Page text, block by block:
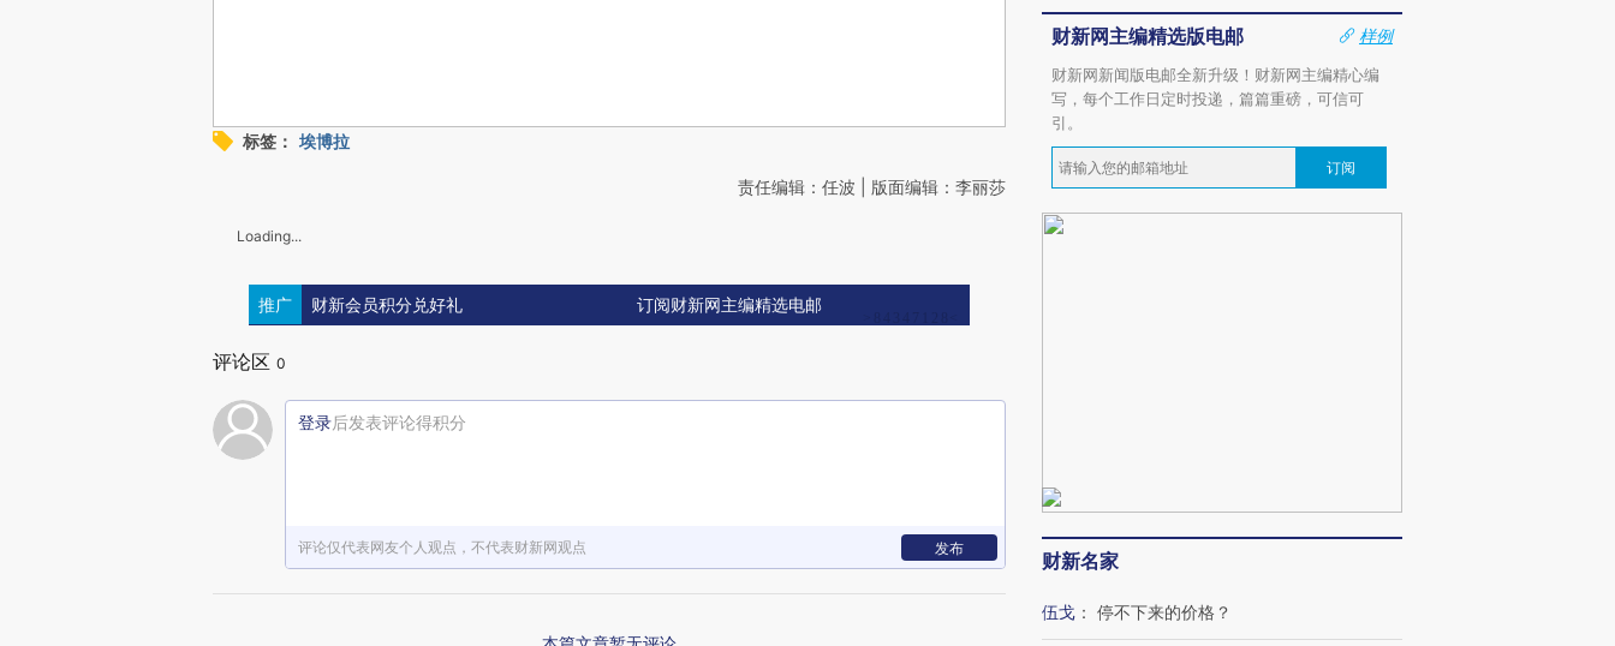
标签： 埃博拉
责任编辑：任波 | 版面编辑：李丽莎
Loading...
推广 财新会员积分兑好礼 订阅财新网主编精选电邮
评论区 0
登录后发表评论得积分
评论仅代表网友个人观点，不代表财新网观点 发布
财新网主编精选版电邮
样例
财新网新闻版电邮全新升级！财新网主编精心编
写，每个工作日定时投递，篇篇重磅，可信可
引。
订阅
财新名家
伍戈 ： 停不下来的价格？